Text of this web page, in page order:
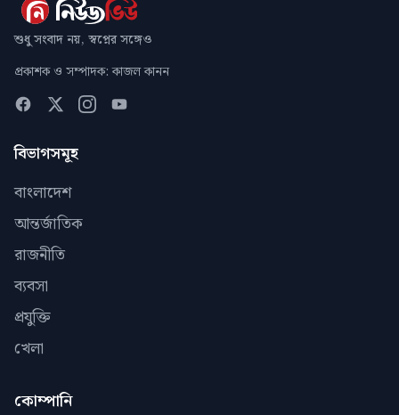
শুধু সংবাদ নয়, স্বপ্নের সঙ্গেও
প্রকাশক ও সম্পাদক: কাজল কানন
বিভাগসমূহ
বাংলাদেশ
আন্তর্জাতিক
রাজনীতি
ব্যবসা
প্রযুক্তি
খেলা
কোম্পানি